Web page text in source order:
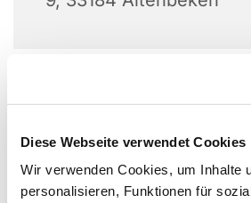
Diese Webseite verwendet Cookies
Wir verwenden Cookies, um Inhalte
personalisieren, Funktionen für